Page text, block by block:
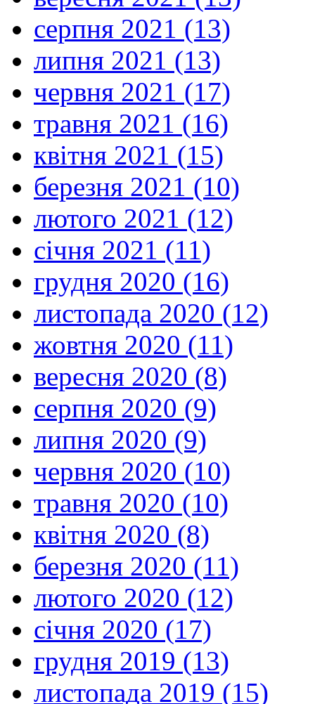
серпня 2021 (13)
липня 2021 (13)
червня 2021 (17)
травня 2021 (16)
квітня 2021 (15)
березня 2021 (10)
лютого 2021 (12)
січня 2021 (11)
грудня 2020 (16)
листопада 2020 (12)
жовтня 2020 (11)
вересня 2020 (8)
серпня 2020 (9)
липня 2020 (9)
червня 2020 (10)
травня 2020 (10)
квітня 2020 (8)
березня 2020 (11)
лютого 2020 (12)
січня 2020 (17)
грудня 2019 (13)
листопада 2019 (15)